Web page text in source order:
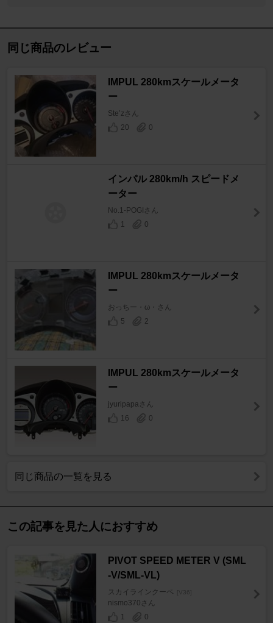
同じ商品のレビュー
IMPUL 280kmスケールメータ
ー
Ste’zさん
20
0
インパル 280km/h スピードメ
ーター
No.1-POGIさん
1
0
IMPUL 280kmスケールメータ
ー
おっちー・ω・さん
5
2
IMPUL 280kmスケールメータ
ー
jyuripapaさん
16
0
同じ商品の一覧を見る
この記事を見た人におすすめ
PIVOT SPEED METER V (SML
-V/SML-VL)
スカイラインクーペ [V36]
nismo370さん
1
0